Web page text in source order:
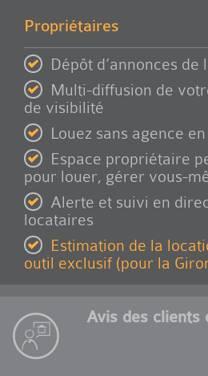
Propriétaires
Dépôt d’annonces
Multi-diffusion de
de visibilité
Louez sans agence
Espace propriétaire
pour louer, gérer vous-
Alerte et suivi en
locataires
Estimation de la
outil exclusif (pour la
Avis des clients